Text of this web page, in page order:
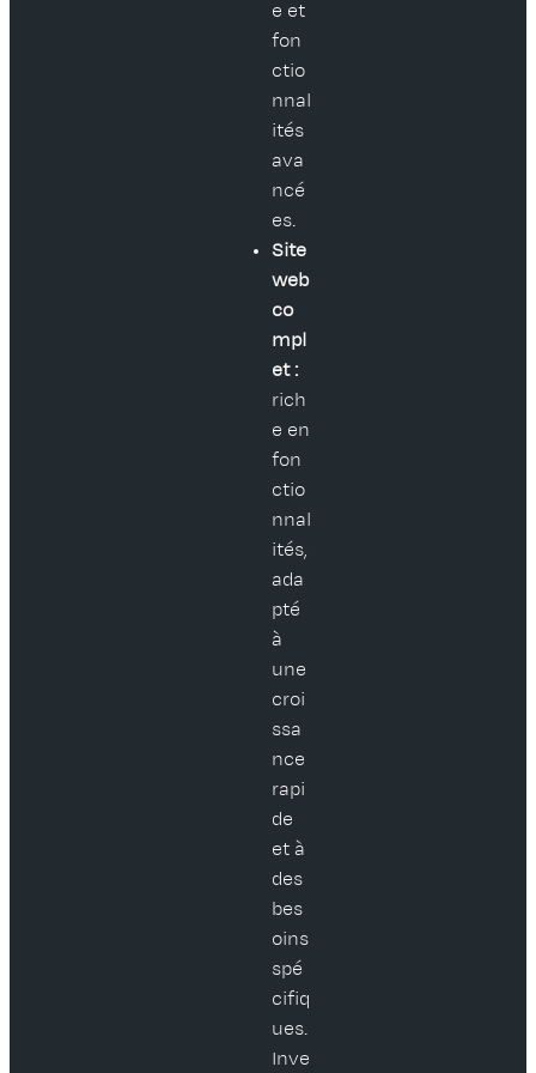
e et
fon
ctio
nnal
ités
ava
ncé
es.
Site
web
co
mpl
et :
rich
e en
fon
ctio
nnal
ités,
ada
pté
à
une
croi
ssa
nce
rapi
de
et à
des
bes
oins
spé
cifiq
ues.
Inve